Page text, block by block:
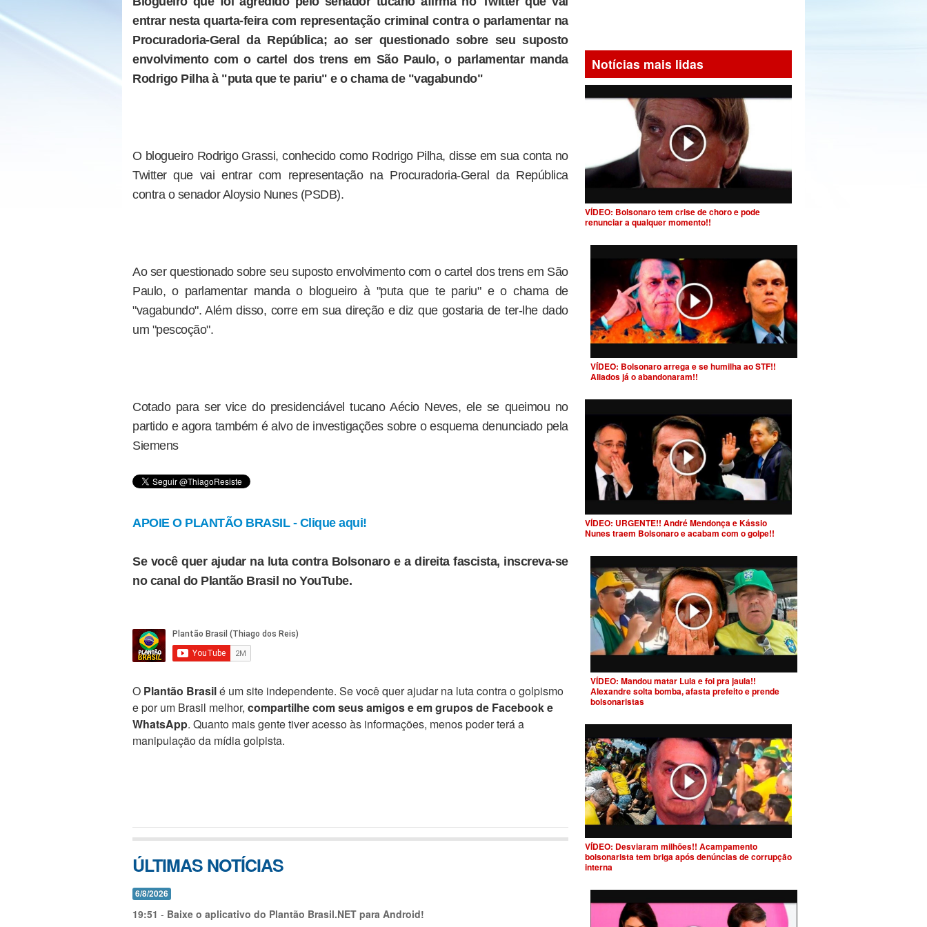
entrar nesta quarta-feira com representação criminal contra o parlamentar na
Procuradoria-Geral da República; ao ser questionado sobre seu suposto
envolvimento com o cartel dos trens em São Paulo, o parlamentar manda
Rodrigo Pilha à "puta que te pariu" e o chama de "vagabundo"
O blogueiro Rodrigo Grassi, conhecido como Rodrigo Pilha, disse em sua conta no
Twitter que vai entrar com representação na Procuradoria-Geral da República
contra o senador Aloysio Nunes (PSDB).
Ao ser questionado sobre seu suposto envolvimento com o cartel dos trens em São
Paulo, o parlamentar manda o blogueiro à "puta que te pariu" e o chama de
"vagabundo". Além disso, corre em sua direção e diz que gostaria de ter-lhe dado
um "pescoção".
Cotado para ser vice do presidenciável tucano Aécio Neves, ele se queimou no
partido e agora também é alvo de investigações sobre o esquema denunciado pela
Siemens
APOIE O PLANTÃO BRASIL - Clique aqui!
Se você quer ajudar na luta contra Bolsonaro e a direita fascista, inscreva-se
no canal do Plantão Brasil no YouTube.
O Plantão Brasilé um site independente. Se você quer ajudar na luta contra o golpismo
e por um Brasil melhor, compartilhe com seus amigos e em grupos de Facebook e
WhatsApp. Quanto mais gente tiver acesso às informações, menos poder terá a
manipulação da mídia golpista.
ÚLTIMAS NOTÍCIAS
6/8/2026
19:51 - Baixe o aplicativo do Plantão Brasil.NET para Android!
Notícias mais lidas
VÍDEO: Bolsonaro tem crise de choro e pode
renunciar a qualquer momento!!
VÍDEO: Bolsonaro arrega e se humilha ao STF!!
Aliados já o abandonaram!!
VÍDEO: URGENTE!! André Mendonça e Kássio
Nunes traem Bolsonaro e acabam com o golpe!!
VÍDEO: Mandou matar Lula e foi pra jaula!!
Alexandre solta bomba, afasta prefeito e prende
bolsonaristas
VÍDEO: Desviaram milhões!! Acampamento
bolsonarista tem briga após denúncias de corrupção
interna